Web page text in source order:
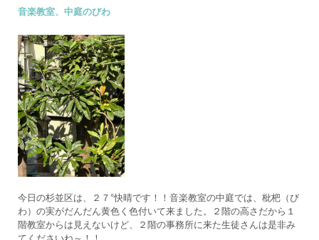
音楽教室、中庭のびわ
今日の杉並区は、２７°快晴です！！音楽教室の中庭では、枇杷（び
わ）の実がだんだん黄色く色付いて来ました。２階の高さだから１
階教室からは見えないけど、２階の事務所に来た生徒さんは是非み